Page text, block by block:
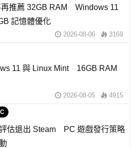
再推薦 32GB RAM Windows 11
記憶體優化
2026-08-06 3169
11 與 Linux Mint 16GB RAM
2026-08-05 4915
估退出 Steam PC 遊戲發行策略